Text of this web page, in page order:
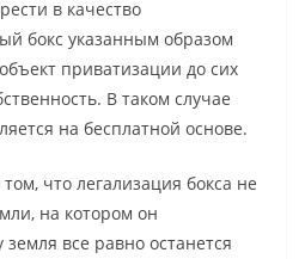
в качество
бокс указанным образом
приватизации до сих
В таком случае
на бесплатной основе.
что легализация бокса не
на котором он
все равно останется